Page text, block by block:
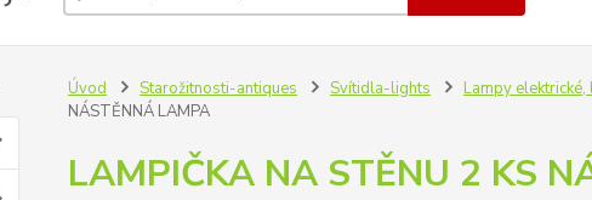
Úvod Starožitnosti-antiques Svítidla-lights Lampy elektrické,
NÁSTĚNNÁ LAMPA
LAMPIČKA NA STĚNU 2 KS